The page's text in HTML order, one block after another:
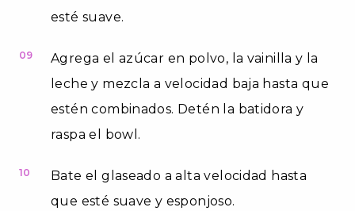
esté suave.
09
Agrega el azúcar en polvo, la vainilla y la
leche y mezcla a velocidad baja hasta que
estén combinados. Detén la batidora y
raspa el bowl.
10
Bate el glaseado a alta velocidad hasta
que esté suave y esponjoso.